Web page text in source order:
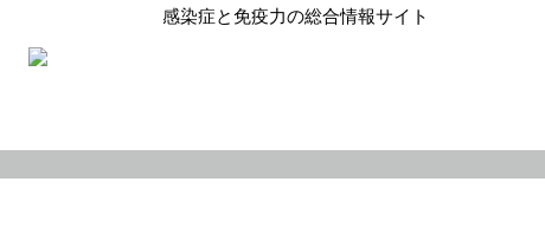
感染症と免疫力の総合情報サイト